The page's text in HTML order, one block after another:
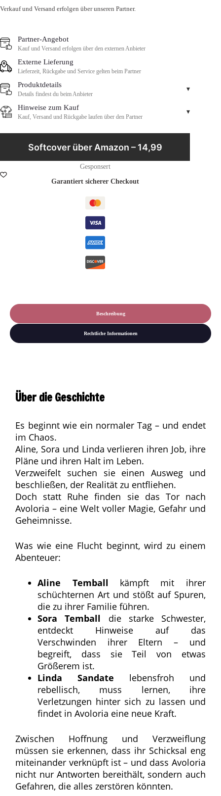
Verkauf und Versand erfolgen über unseren Partner.
Partner-Angebot
Kauf und Versand erfolgen über den externen Anbieter
Externe Lieferung
Lieferzeit, Rückgabe und Service gelten beim Partner
Produktdetails
Details findest du beim Anbieter
▾
Hinweise zum Kauf
Kauf, Versand und Rückgabe laufen über den Partner
▾
Softcover über Amazon – 14,99
Gesponsert
Garantiert sicherer Checkout
Beschreibung
Rechtliche Informationen
Über die Geschichte
Es beginnt wie ein normaler Tag – und endet
im Chaos.
Aline, Sora und Linda verlieren ihren Job, ihre
Pläne und ihren Halt im Leben.
Verzweifelt suchen sie einen Ausweg und
beschließen, der Realität zu entfliehen.
Doch statt Ruhe finden sie das Tor nach
Avoloria – eine Welt voller Magie, Gefahr und
Geheimnisse.
Was wie eine Flucht beginnt, wird zu einem
Abenteuer:
Aline Temball kämpft mit ihrer
schüchternen Art und stößt auf Spuren,
die zu ihrer Familie führen.
Sora Temball die starke Schwester,
entdeckt Hinweise auf das
Verschwinden ihrer Eltern – und
begreift, dass sie Teil von etwas
Größerem ist.
Linda Sandate lebensfroh und
rebellisch, muss lernen, ihre
Verletzungen hinter sich zu lassen und
findet in Avoloria eine neue Kraft.
Zwischen Hoffnung und Verzweiflung
müssen sie erkennen, dass ihr Schicksal eng
miteinander verknüpft ist – und dass Avoloria
nicht nur Antworten bereithält, sondern auch
Gefahren, die alles zerstören könnten.